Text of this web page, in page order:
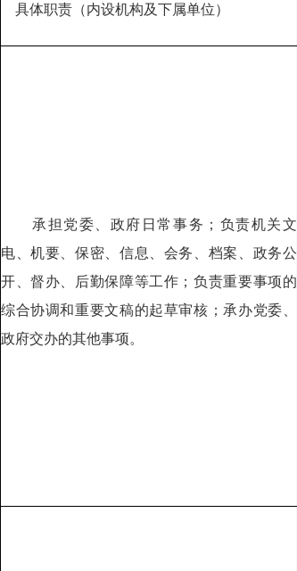
具体职责（内设机构及下属单位）
承担党委、政府日常事务；负责机关文
电、机要、保密、信息、会务、档案、政务公
开、督办、后勤保障等工作；负责重要事项的
综合协调和重要文稿的起草审核；承办党委、
政府交办的其他事项。